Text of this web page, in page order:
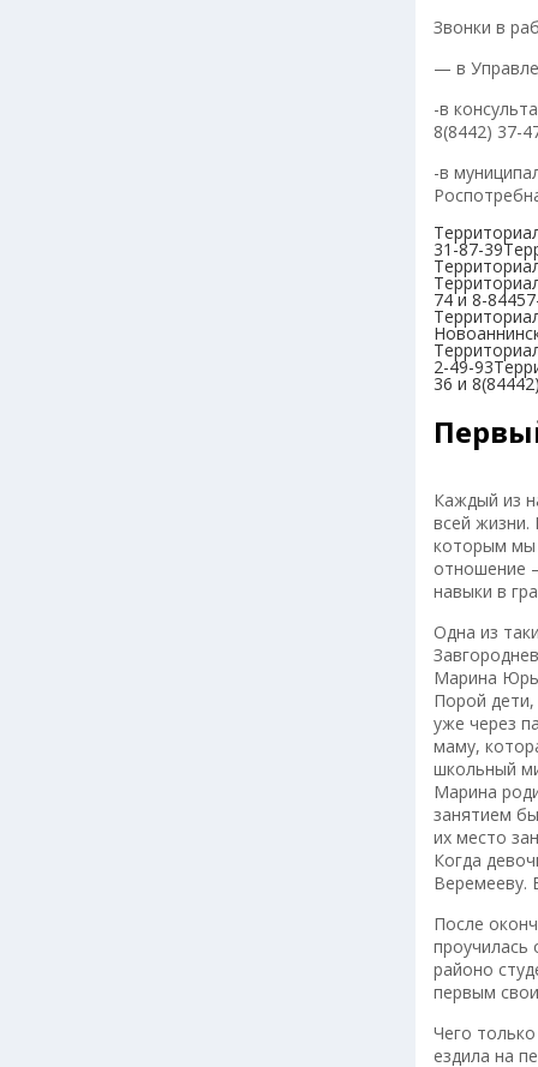
Звонки в
— в
-в
8(8442) 37-
-в
31-87-
74 и 8-
2-49-
36 и
Каждый из
всей
которым мы
отношение
навыки в
Одна из
Марина
Порой
уже через
маму,
школьный
Марина
занятием
их место
Когда
Веремееву.
После
проучилась
районо
первым
Чего
ездила на